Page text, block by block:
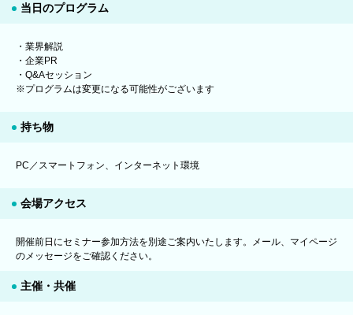
当日のプログラム
・業界解説
・企業PR
・Q&Aセッション
※プログラムは変更になる可能性がございます
持ち物
PC／スマートフォン、インターネット環境
会場アクセス
開催前日にセミナー参加方法を別途ご案内いたします。メール、マイページ
のメッセージをご確認ください。
主催・共催